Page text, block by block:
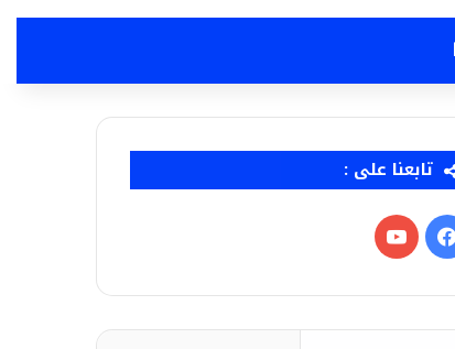
تابعنا على :
فيسبوك‫YouTube